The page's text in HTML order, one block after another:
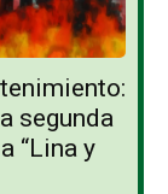
segunda
“Lina y